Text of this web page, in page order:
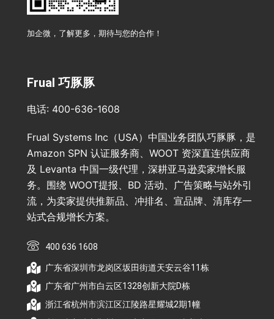
加企微，了解更多，期待与您的合作！
Frual 巧豚豚
电话: 400-636-1608
Frual Systems Inc（USA）中国业务团队巧豚豚，是
Amazon SPN 认证服务商、WOOT 资深直连供应商
及 Levanta 中国一级代理，深耕亚马逊卖家增长服
务。围绕 WOOT提报、BD 活动、广告策略与站外引
流，为卖家提供推新品、冲排名、宣品牌、清库存一
站式合规增长方案。
400 636 1608
广东省深圳市龙岗区坂田街道天安云谷11栋
广东省广州市白云区1328创新大院D栋
浙江省杭州市滨江区江陵路星耀城2期1幢